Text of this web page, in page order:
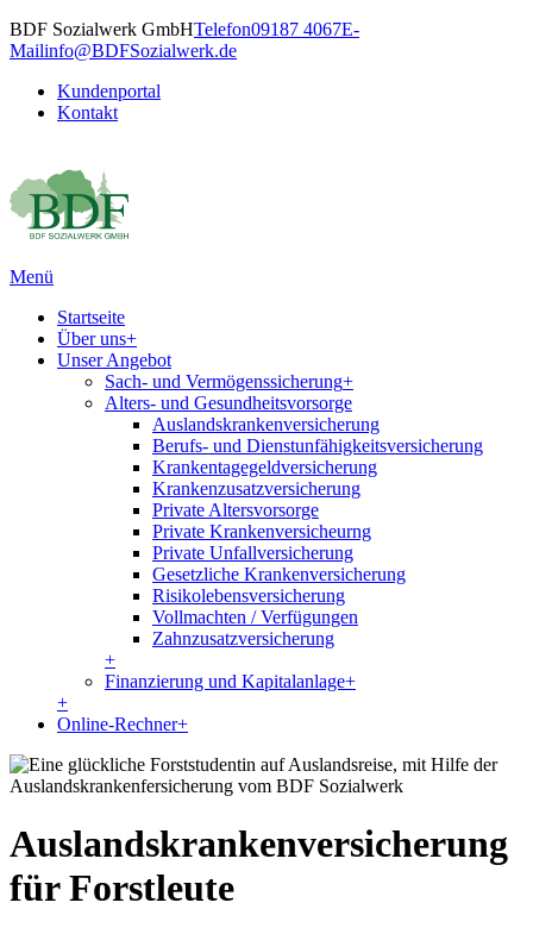
BDF Sozialwerk GmbHTelefon09187 4067E-
Mailinfo@BDFSozialwerk.de
Kundenportal
Kontakt
Menü
Startseite
Über uns+
Unser Angebot
Sach- und Vermögenssicherung+
Alters- und Gesundheitsvorsorge
Auslandskrankenversicherung
Berufs- und Dienstunfähigkeitsversicherung
Krankentagegeldversicherung
Krankenzusatzversicherung
Private Altersvorsorge
Private Krankenversicheurng
Private Unfallversicherung
Gesetzliche Krankenversicherung
Risikolebensversicherung
Vollmachten / Verfügungen
Zahnzusatzversicherung
+
Finanzierung und Kapitalanlage+
+
Online-Rechner+
Auslandskrankenversicherung
für Forstleute